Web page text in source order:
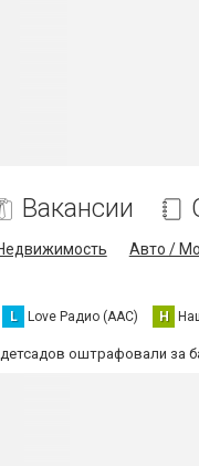
Вакансии
Авто /
L Love Радио (AAC) Н
оштрафовали за